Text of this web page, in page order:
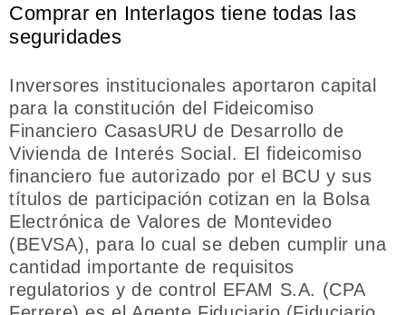
Comprar en Interlagos tiene todas las
seguridades
Inversores institucionales aportaron capital
para la constitución del Fideicomiso
Financiero CasasURU de Desarrollo de
Vivienda de Interés Social. El fideicomiso
financiero fue autorizado por el BCU y sus
títulos de participación cotizan en la Bolsa
Electrónica de Valores de Montevideo
(BEVSA), para lo cual se deben cumplir una
cantidad importante de requisitos
regulatorios y de control EFAM S.A. (CPA